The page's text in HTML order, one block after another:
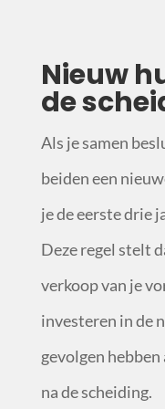
Nieuw
de
Als je samen
beiden een
je de eerste drie
Deze regel stelt
verkoop van je
investeren in de
gevolgen
na de scheiding.